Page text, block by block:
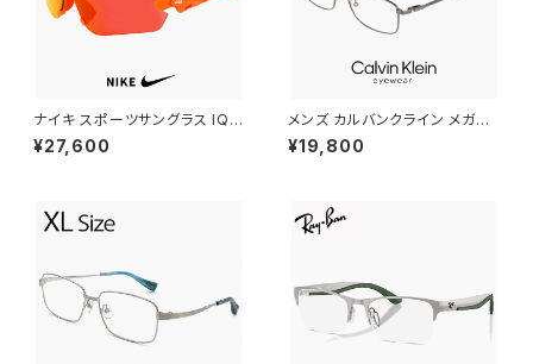
ナイキ スポーツサングラス IQ9
341X 819 NIKE ACG VISTA
PEAK サングラス 大きめ 大きい
ーツ ] メンズ レディース ユニセ
ックス ハーフリム ビッグフレー
¥27,600
メンズ カルバンクライン メガネ
ck25120lb-021 CK25120LB
uvカット スクエア 型 男性 めが
ラー フレーム
¥19,800